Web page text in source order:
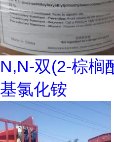
N,N-双(2-棕榈
基氯化铵